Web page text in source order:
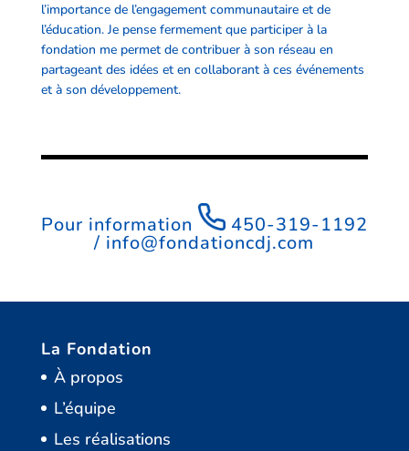
l’importance de l’engagement communautaire et de
l’éducation. Je pense fermement que participer à la
fondation me permet de contribuer à son réseau en
partageant des idées et en collaborant à ces événements
et à son développement.
Pour information 450-319-1192
/ info@fondationcdj.com
La Fondation
À propos
L’équipe
Les réalisations